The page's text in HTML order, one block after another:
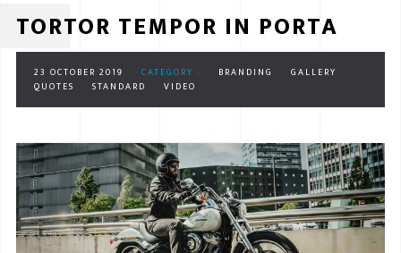
TORTOR TEMPOR IN PORTA
23 OCTOBER 2019 CATEGORY : BRANDING
GALLERY
QUOTES
STANDARD VIDEO